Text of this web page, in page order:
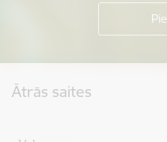
Ātrās saites